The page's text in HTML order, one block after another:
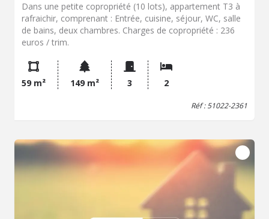
Dans une petite copropriété (10 lots), appartement T3 à
rafraichir, comprenant : Entrée, cuisine, séjour, WC, salle
de bains, deux chambres. Charges de copropriété : 236
euros / trim.
59 m² 149 m² 3 2
Réf : 51022-2361